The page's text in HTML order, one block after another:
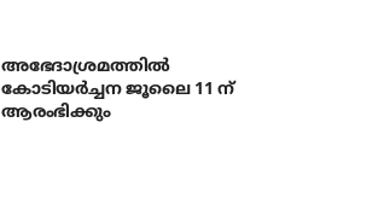
അഭേദാശ്രമത്തില്‍
കോടിയര്‍ച്ചന ജൂലൈ 11 ന്
ആരംഭിക്കും